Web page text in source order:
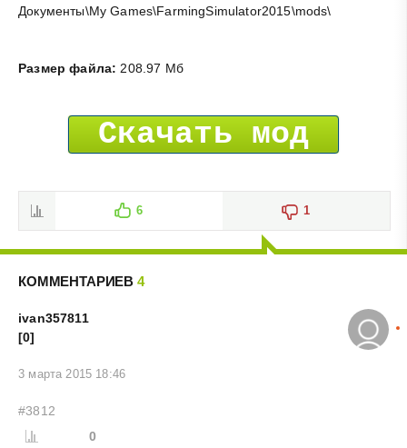
Документы\My Games\FarmingSimulator2015\mods\
Размер файла: 208.97 Мб
Скачать мод
6 1
КОММЕНТАРИЕВ 4
ivan357811
[0]
3 марта 2015 18:46
#3812
0